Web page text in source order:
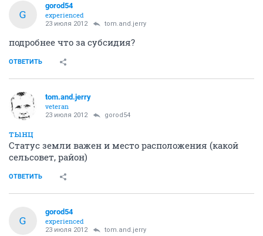
G
gorod54
experienced
23 июля 2012 tom.and.jerry
подробнее что за субсидия?
ОТВЕТИТЬ
tom.and.jerry
veteran
23 июля 2012 gorod54
тынц
Статус земли важен и место расположения (какой
сельсовет, район)
ОТВЕТИТЬ
G
gorod54
experienced
23 июля 2012 tom.and.jerry